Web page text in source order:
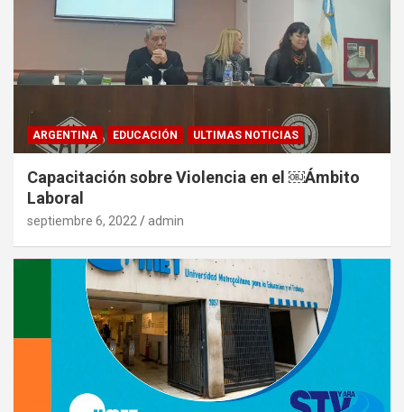
ARGENTINA EDUCACIÓN ULTIMAS NOTICIAS
Capacitación sobre Violencia en el ￼Ámbito
Laboral
septiembre 6, 2022 admin